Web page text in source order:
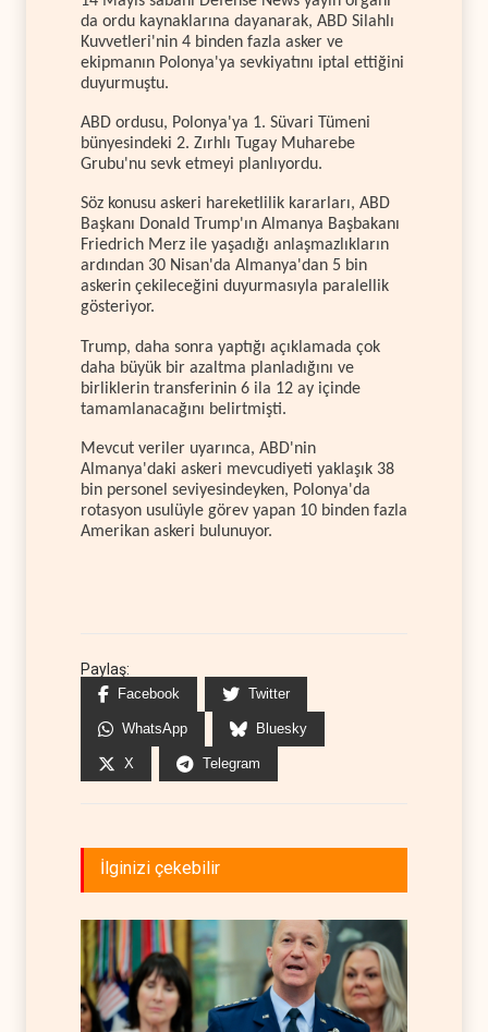
da ordu kaynaklarına dayanarak, ABD Silahlı
Kuvvetleri'nin 4 binden fazla asker ve
ekipmanın Polonya'ya sevkiyatını iptal ettiğini
duyurmuştu.
ABD ordusu, Polonya'ya 1. Süvari Tümeni
bünyesindeki 2. Zırhlı Tugay Muharebe
Grubu'nu sevk etmeyi planlıyordu.
Söz konusu askeri hareketlilik kararları, ABD
Başkanı Donald Trump'ın Almanya Başbakanı
Friedrich Merz ile yaşadığı anlaşmazlıkların
ardından 30 Nisan'da Almanya'dan 5 bin
askerin çekileceğini duyurmasıyla paralellik
gösteriyor.
Trump, daha sonra yaptığı açıklamada çok
daha büyük bir azaltma planladığını ve
birliklerin transferinin 6 ila 12 ay içinde
tamamlanacağını belirtmişti.
Mevcut veriler uyarınca, ABD'nin
Almanya'daki askeri mevcudiyeti yaklaşık 38
bin personel seviyesindeyken, Polonya'da
rotasyon usulüyle görev yapan 10 binden fazla
Amerikan askeri bulunuyor.
Paylaş:
Facebook Twitter
WhatsApp Bluesky
X Telegram
İlginizi çekebilir